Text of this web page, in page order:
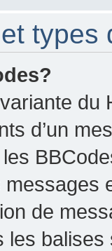
types
du
d’un
de
les